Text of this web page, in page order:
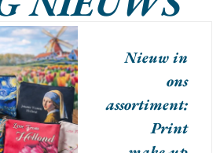
Nieuw in
ons
assortiment:
Print